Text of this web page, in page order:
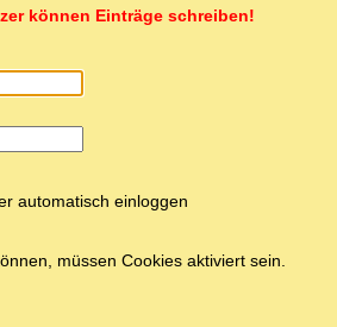
können Einträge schreiben!
automatisch einloggen
müssen Cookies aktiviert sein.